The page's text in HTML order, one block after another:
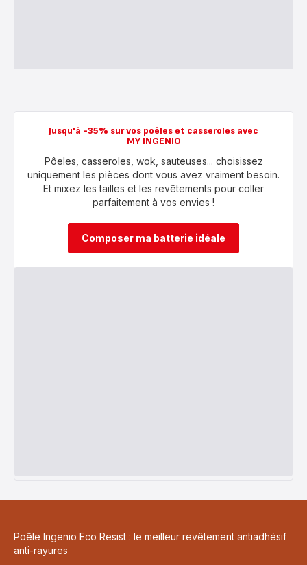
Jusqu'à -35% sur vos poêles et casseroles avec
MY INGENIO
Pôeles, casseroles, wok, sauteuses... choisissez
uniquement les pièces dont vous avez vraiment besoin.
Et mixez les tailles et les revêtements pour coller
parfaitement à vos envies !
Composer ma batterie idéale
Poêle Ingenio Eco Resist : le meilleur revêtement antiadhésif
anti-rayures